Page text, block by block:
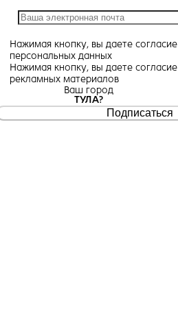
Нажимая кнопку, вы даете согласие
персональных данных
Нажимая кнопку, вы даете согласие
рекламных материалов
Ваш город
ТУЛА?
Подписаться